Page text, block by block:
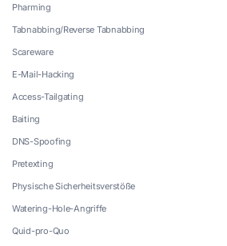
Pharming
Tabnabbing/Reverse Tabnabbing
Scareware
E-Mail-Hacking
Access-Tailgating
Baiting
DNS-Spoofing
Pretexting
Physische Sicherheitsverstöße
Watering-Hole-Angriffe
Quid-pro-Quo